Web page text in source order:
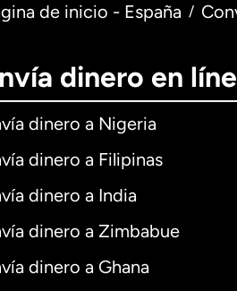
de inicio - España /
dinero en
dinero a Nigeria
dinero a Filipinas
dinero a India
dinero a Zimbabue
dinero a Ghana